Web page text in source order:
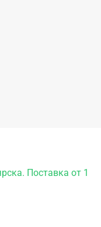
Поставка от 1